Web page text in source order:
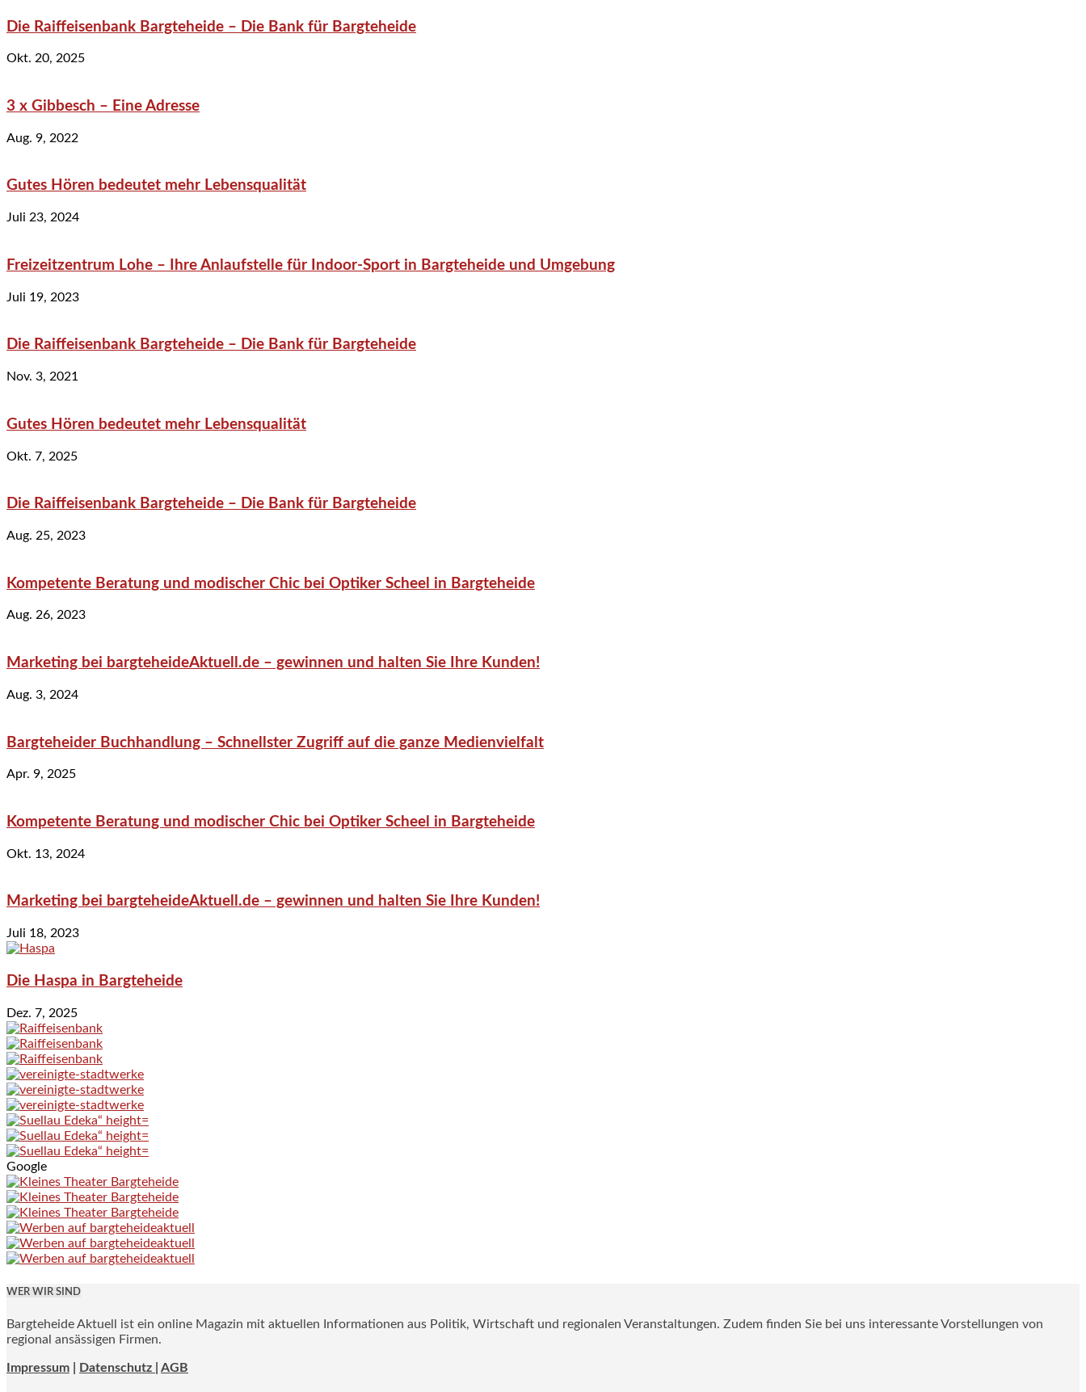
Die Raiffeisenbank Bargteheide – Die Bank für Bargteheide
Okt. 20, 2025
3 x Gibbesch – Eine Adresse
Aug. 9, 2022
Gutes Hören bedeutet mehr Lebensqualität
Juli 23, 2024
Freizeitzentrum Lohe – Ihre Anlaufstelle für Indoor-Sport in Bargteheide und Umgebung
Juli 19, 2023
Die Raiffeisenbank Bargteheide – Die Bank für Bargteheide
Nov. 3, 2021
Gutes Hören bedeutet mehr Lebensqualität
Okt. 7, 2025
Die Raiffeisenbank Bargteheide – Die Bank für Bargteheide
Aug. 25, 2023
Kompetente Beratung und modischer Chic bei Optiker Scheel in Bargteheide
Aug. 26, 2023
Marketing bei bargteheideAktuell.de – gewinnen und halten Sie Ihre Kunden!
Aug. 3, 2024
Bargteheider Buchhandlung – Schnellster Zugriff auf die ganze Medienvielfalt
Apr. 9, 2025
Kompetente Beratung und modischer Chic bei Optiker Scheel in Bargteheide
Okt. 13, 2024
Marketing bei bargteheideAktuell.de – gewinnen und halten Sie Ihre Kunden!
Juli 18, 2023
Die Haspa in Bargteheide
Dez. 7, 2025
Google
WER WIR SIND
Bargteheide Aktuell ist ein online Magazin mit aktuellen Informationen aus Politik, Wirtschaft und regionalen Veranstaltungen. Zudem finden Sie bei uns interessante Vorstellungen von
regional ansässigen Firmen.
Impressum Datenschutz | AGB